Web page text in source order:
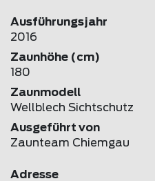
Ausführungsjahr
2016
Zaunhöhe (cm)
180
Zaunmodell
Wellblech Sichtschutz
Ausgeführt von
Zaunteam Chiemgau
Adresse